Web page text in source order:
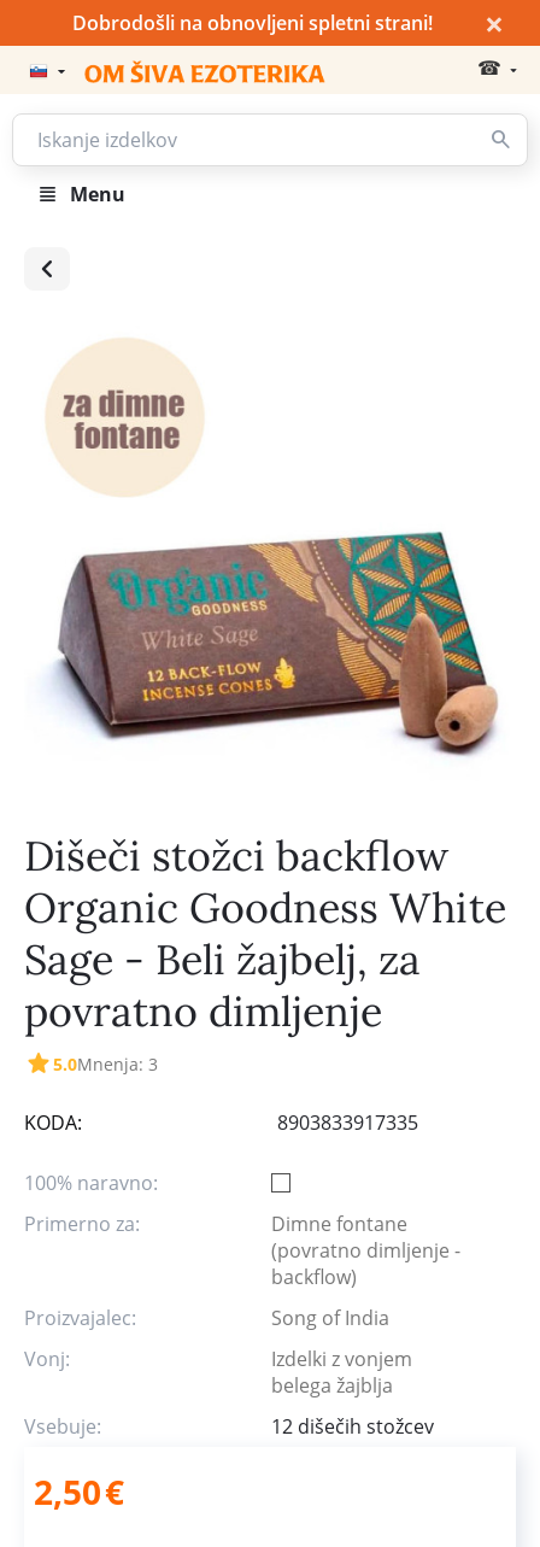
Dobrodošli na obnovljeni spletni strani! ×
☎
Menu
Dišeči stožci backflow
Organic Goodness White
Sage - Beli žajbelj, za
povratno dimljenje
5.0Mnenja: 3
KODA: 8903833917335
100% naravno:
Primerno za:
Dimne fontane
(povratno dimljenje -
backflow)
Proizvajalec:
Song of India
Vonj:
Izdelki z vonjem
belega žajblja
Vsebuje:
12 dišečih stožcev
2,50€